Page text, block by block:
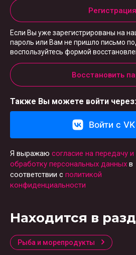
Регистрация
Если Вы уже зарегистрированы на
пароль или Вам не пришло письмо
воспользуйтесь формой
Восстановить
Также Вы можете войти через:
Войти с
Я выражаю согласие на передачу и
обработку персональных данных в
соответствии с политикой
конфиденциальности
Находится в
Рыба и морепродукты